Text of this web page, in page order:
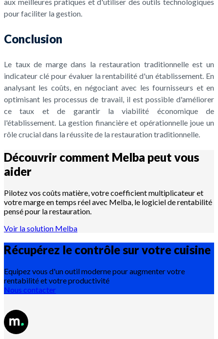
pour faciliter la gestion.
Conclusion
Le taux de marge dans la restauration traditionnelle est un
indicateur clé pour évaluer la rentabilité d'un établissement. En
analysant les coûts, en négociant avec les fournisseurs et en
optimisant les processus de travail, il est possible d'améliorer
ce taux et de garantir la viabilité économique de
l'établissement. La gestion financière et opérationnelle joue un
rôle crucial dans la réussite de la restauration traditionnelle.
Découvrir comment Melba peut vous
aider
Pilotez vos coûts matière, votre coefficient multiplicateur et
votre marge en temps réel avec Melba, le logiciel de rentabilité
pensé pour la restauration.
Voir la solution Melba
Récupérez le contrôle sur votre cuisine
Equipez vous d'un outil moderne pour augmenter votre
rentabilité et votre productivité
Nous contacter